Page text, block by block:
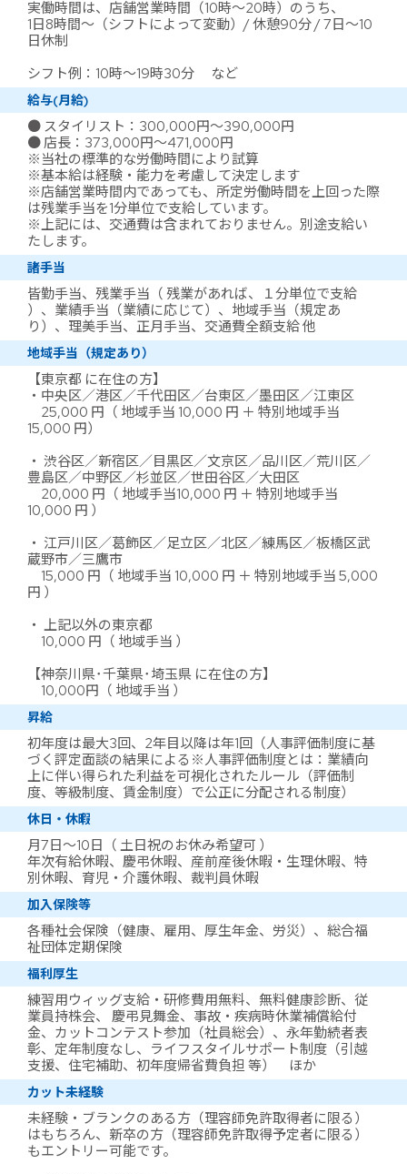
実働時間は、店舗営業時間（10時～20時）のうち、
1日8時間～（シフトによって変動）/ 休憩90分 / 7日～10
日休制
シフト例：10時～19時30分 など
給与(月給)
● スタイリスト：300,000円～390,000円
● 店長：373,000円～471,000円
※当社の標準的な労働時間により試算
※基本給は経験・能力を考慮して決定します
※店舗営業時間内であっても、所定労働時間を上回った際
は残業手当を1分単位で支給しています。
※上記には、交通費は含まれておりません。別途支給い
たします。
諸手当
皆勤手当、残業手当（ 残業があれば、１分単位で支給
）、業績手当（業績に応じて）、地域手当（規定あ
り）、理美手当、正月手当、交通費全額支給 他
地域手当（規定あり）
【東京都 に在住の方】
・中央区／港区／千代田区／台東区／墨田区／江東区
25,000 円（ 地域手当 10,000 円 ＋ 特別地域手当
15,000 円）
・ 渋谷区／新宿区／目黒区／文京区／品川区／荒川区／
豊島区／中野区／杉並区／世田谷区／大田区
20,000 円（ 地域手当10,000 円 ＋ 特別地域手当
10,000 円 ）
・ 江戸川区／葛飾区／足立区／北区／練馬区／板橋区武
蔵野市／三鷹市
15,000 円（ 地域手当 10,000 円 ＋ 特別地域手当 5,000
円 ）
・ 上記以外の東京都
10,000 円（ 地域手当 ）
【神奈川県･千葉県･埼玉県 に在住の方】
10,000円（ 地域手当 ）
昇給
初年度は最大3回、2年目以降は年1回（人事評価制度に基
づく評定面談の結果による※人事評価制度とは：業績向
上に伴い得られた利益を可視化されたルール（評価制
度、等級制度、賃金制度）で公正に分配される制度）
休日・休暇
月7日～10日（ 土日祝のお休み希望可 ）
年次有給休暇、慶弔休暇、産前産後休暇・生理休暇、特
別休暇、育児・介護休暇、裁判員休暇
加入保険等
各種社会保険（健康、雇用、厚生年金、労災）、総合福
祉団体定期保険
福利厚生
練習用ウィッグ支給・研修費用無料、無料健康診断、従
業員持株会、 慶弔見舞金、事故・疾病時休業補償給付
金、カットコンテスト参加（社員総会）、永年勤続者表
彰、定年制度なし、ライフスタイルサポート制度（引越
支援、住宅補助、初年度帰省費負担 等） ほか
カット未経験
未経験・ブランクのある方（理容師免許取得者に限る）
はもちろん、新卒の方（理容師免許取得予定者に限る）
もエントリー可能です。